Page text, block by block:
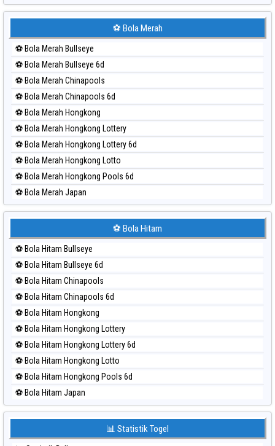
Paito Harian Sydney Lottery
Paito Harian Sydney Lottery 6d
Paito Harian Sydney Lotto
Paito Harian Sydney Pools 6d
Paito Harian Taipei
Paito Harian Taiwan
⚽ Bola Merah
⚽ Bola Merah Bullseye
⚽ Bola Merah Bullseye 6d
⚽ Bola Merah Chinapools
⚽ Bola Merah Chinapools 6d
⚽ Bola Merah Hongkong
⚽ Bola Merah Hongkong Lottery
⚽ Bola Merah Hongkong Lottery 6d
⚽ Bola Merah Hongkong Lotto
⚽ Bola Merah Hongkong Pools 6d
⚽ Bola Merah Japan
⚽ Bola Merah Japan 6d
⚽ Bola Merah Kuda Lari
⚽ Bola Merah Magnum Cambodia
⚽ Bola Merah Nagoya
⚽ Bola Merah North Carolina Day
⚽ Bola Merah Pcso
⚽ Bola Merah Sao Paulo
⚽ Bola Merah Singapore
⚽ Bola Merah Sydney
⚽ Bola Merah Sydney Lottery
⚽ Bola Merah Sydney Lottery 6d
⚽ Bola Merah Sydney Lotto
⚽ Bola Hitam
⚽ Bola Hitam Bullseye
⚽ Bola Hitam Bullseye 6d
⚽ Bola Hitam Chinapools
⚽ Bola Hitam Chinapools 6d
⚽ Bola Hitam Hongkong
⚽ Bola Hitam Hongkong Lottery
⚽ Bola Hitam Hongkong Lottery 6d
⚽ Bola Hitam Hongkong Lotto
⚽ Bola Hitam Hongkong Pools 6d
⚽ Bola Hitam Japan
⚽ Bola Hitam Japan 6d
⚽ Bola Hitam Kuda Lari
📊 Statistik Togel